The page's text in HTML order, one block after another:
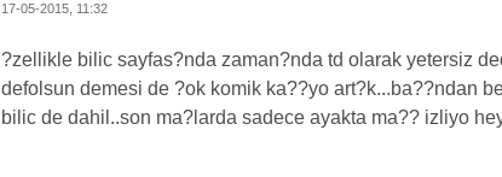
17-05-2015, 11:32
?zellikle bilic sayfas?nda zaman?nda td olarak yetersiz
defolsun demesi de ?ok komik ka??yo art?k...ba??ndan
bilic de dahil..son ma?larda sadece ayakta ma?? izliyo